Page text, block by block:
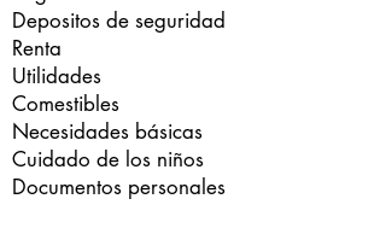
Depositos de seguridad
Renta
Utilidades
Comestibles
Necesidades básicas
Cuidado de los niños
Documentos personales